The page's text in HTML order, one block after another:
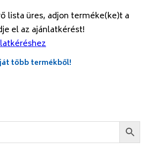
lista üres, adjon terméke(ke)t a
el az ajánlatkérést!
több termékből!